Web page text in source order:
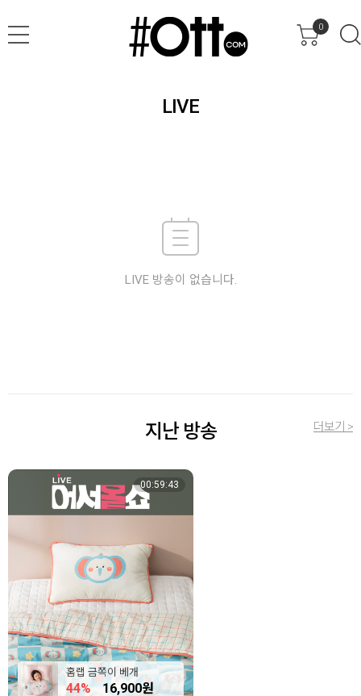
0
LIVE
LIVE 방송이 없습니다.
지난 방송 더보기 >
00:59:43
홈랩 금쪽이 베개
44% 16,900원